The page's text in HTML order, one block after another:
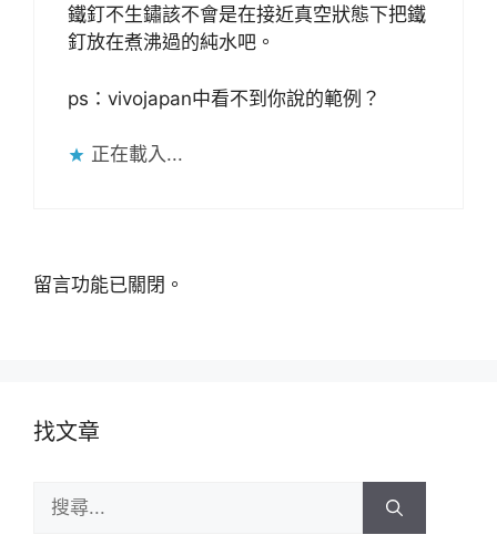
鐵釘不生鏽該不會是在接近真空狀態下把鐵
釘放在煮沸過的純水吧。
ps：vivojapan中看不到你說的範例？
正在載入...
留言功能已關閉。
找文章
尋: